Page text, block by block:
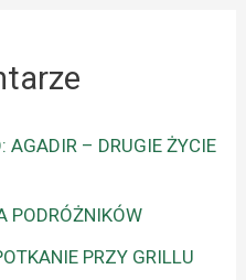
AGADIR – DRUGIE ŻYCIE
PODRÓŻNIKÓW
PRZY GRILLU